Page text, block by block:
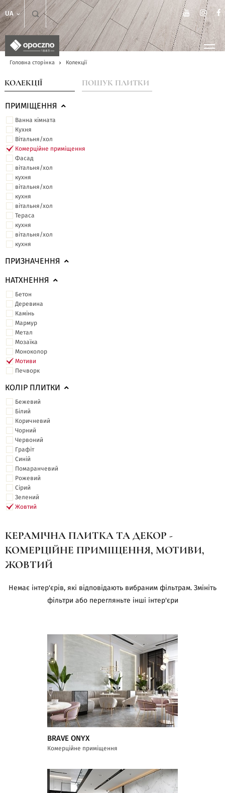
UA
Головна сторінка Колекції
КОЛЕКЦІЇ ПОШУК ПЛИТКИ
ПРИМІЩЕННЯ
Ванна кімната
Кухня
Вітальня/хол
Комерційне приміщення
Фасад
вітальня/хол
кухня
вітальня/хол
кухня
вітальня/хол
Тераса
кухня
вітальня/хол
кухня
ПРИЗНАЧЕННЯ
НАТХНЕННЯ
Бетон
Деревина
Камінь
Мармур
Метал
Мозаїка
Моноколор
Мотиви
Печворк
КОЛІР ПЛИТКИ
Бежевий
Білий
Коричневий
Чорний
Червоний
Графіт
Синій
Помаранчевий
Рожевий
Сірий
Зелений
Жовтий
КЕРАМІЧНА ПЛИТКА ТА ДЕКОР -
КОМЕРЦІЙНЕ ПРИМІЩЕННЯ, МОТИВИ,
ЖОВТИЙ
Немає інтер'єрів, які відповідають вибраним фільтрам. Змініть
фільтри або перегляньте інші інтер'єри
BRAVE ONYX
Комерційне приміщення